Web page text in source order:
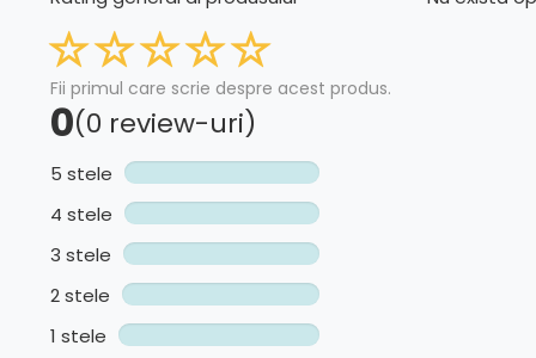
Fii primul care scrie despre acest produs.
0(0 review-uri)
5 stele
4 stele
3 stele
2 stele
1 stele